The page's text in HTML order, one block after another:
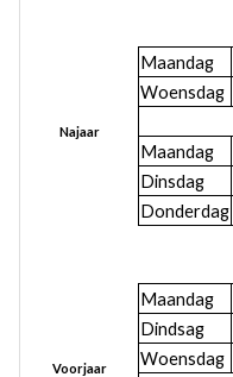
Najaar
Maandag
Woensdag
Maandag
Dinsdag
Donderdag
Voorjaar
Maandag
Dindsag
Woensdag